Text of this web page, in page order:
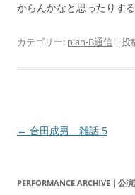
からんかなと思ったりする
カテゴリー: plan-B通信 | 投
投
ビ
← 合田成男 雑話 5
PERFORMANCE ARCHIVE